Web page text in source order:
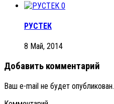
0
РУСТЕК
8 Май, 2014
Добавить комментарий
Ваш e-mail не будет опубликован.